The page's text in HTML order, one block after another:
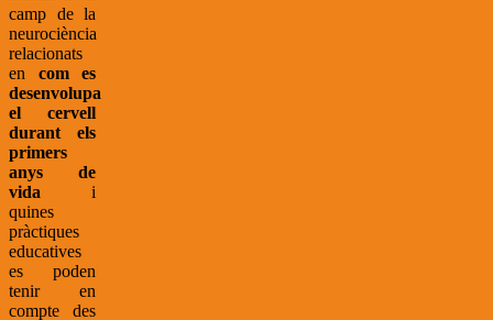
camp de la
neurociència
relacionats
en com es
desenvolupa
el cervell
durant els
primers
anys de
vida i
quines
pràctiques
educatives
es poden
tenir en
compte des